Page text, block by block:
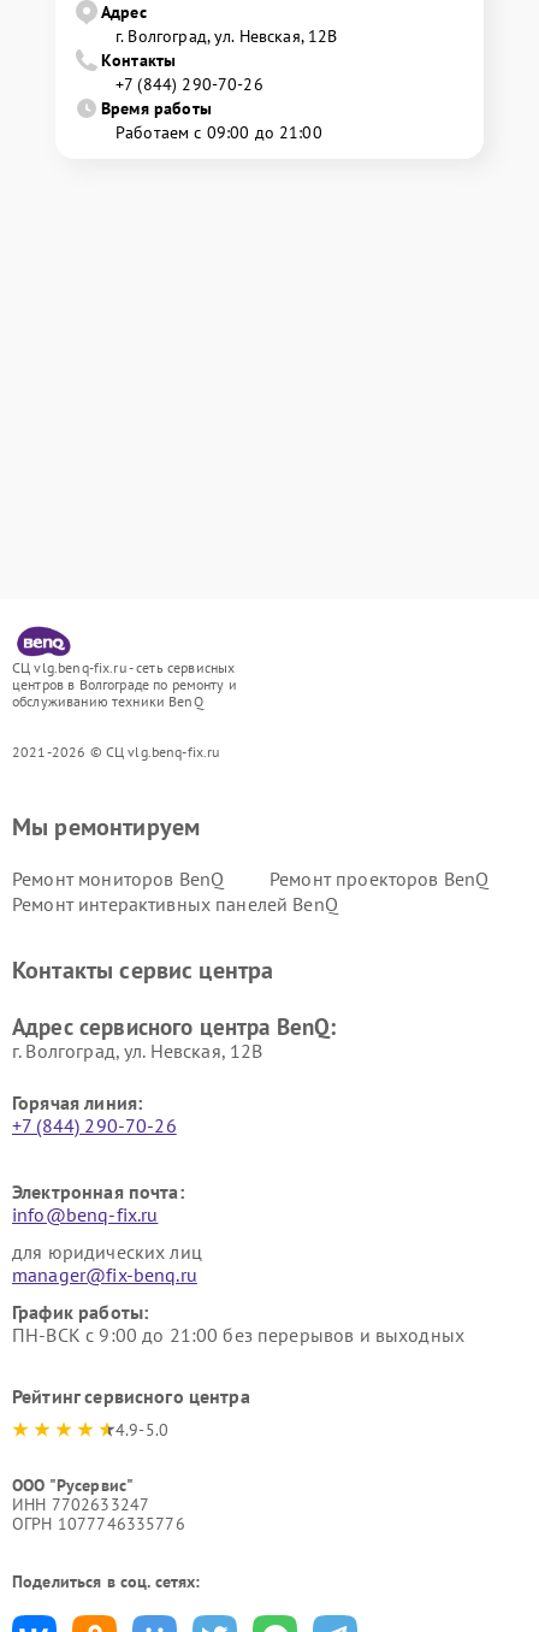
Адрес
г. Волгоград, ул. Невская, 12В
Контакты
+7 (844) 290-70-26
Время работы
Работаем с 09:00 до 21:00
СЦ vlg.benq-fix.ru - сеть сервисных
центров в Волгограде по ремонту и
обслуживанию техники BenQ
2021-2026 © СЦ vlg.benq-fix.ru
Мы ремонтируем
Ремонт мониторов BenQ
Ремонт проекторов BenQ
Ремонт интерактивных панелей BenQ
Контакты сервис центра
Адрес сервисного центра BenQ:
г. Волгоград, ул. Невская, 12В
Горячая линия:
+7 (844) 290-70-26
Электронная почта:
info@benq-fix.ru
для юридических лиц
manager@fix-benq.ru
График работы:
ПН-ВСК с 9:00 до 21:00 без перерывов и выходных
Рейтинг сервисного центра
4.9-5.0
ООО "Русервис"
ИНН 7702633247
ОГРН 1077746335776
Поделиться в соц. сетях: